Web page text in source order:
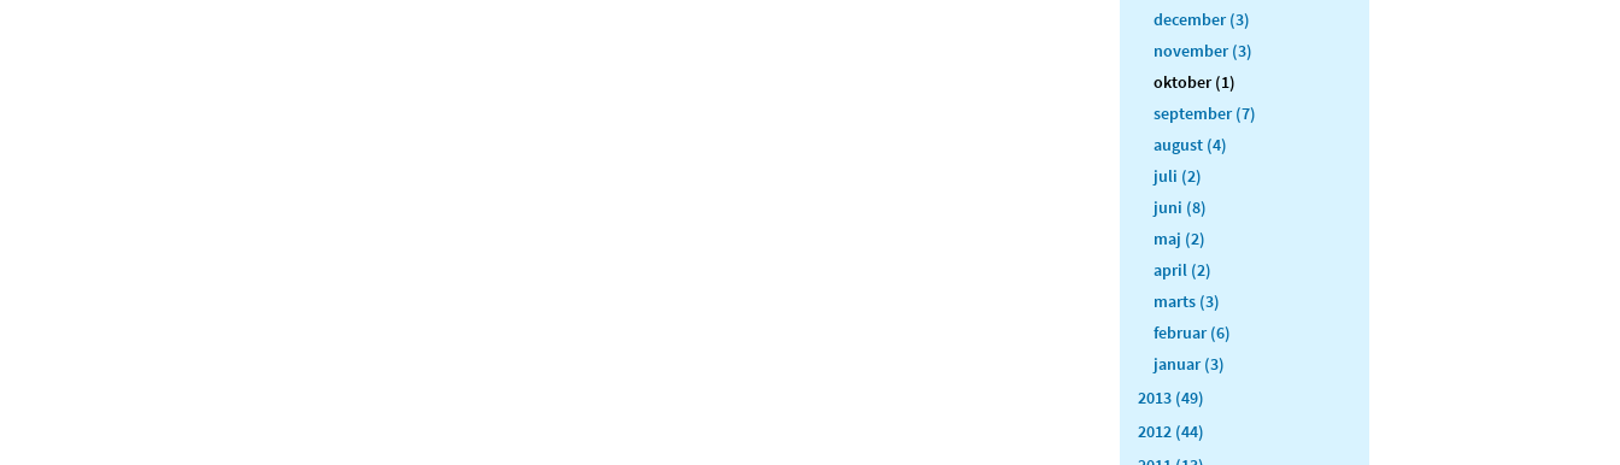
december (3)
november (3)
oktober (1)
september (7)
august (4)
juli (2)
juni (8)
maj (2)
april (2)
marts (3)
februar (6)
januar (3)
2013 (49)
2012 (44)